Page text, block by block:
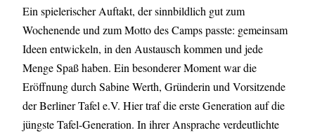
Ein spielerischer Auftakt, der sinnbildlich gut zum
Wochenende und zum Motto des Camps passte: gemeinsam
Ideen entwickeln, in den Austausch kommen und jede
Menge Spaß haben. Ein besonderer Moment war die
Eröffnung durch Sabine Werth, Gründerin und Vorsitzende
der Berliner Tafel e.V. Hier traf die erste Generation auf die
jüngste Tafel-Generation. In ihrer Ansprache verdeutlichte